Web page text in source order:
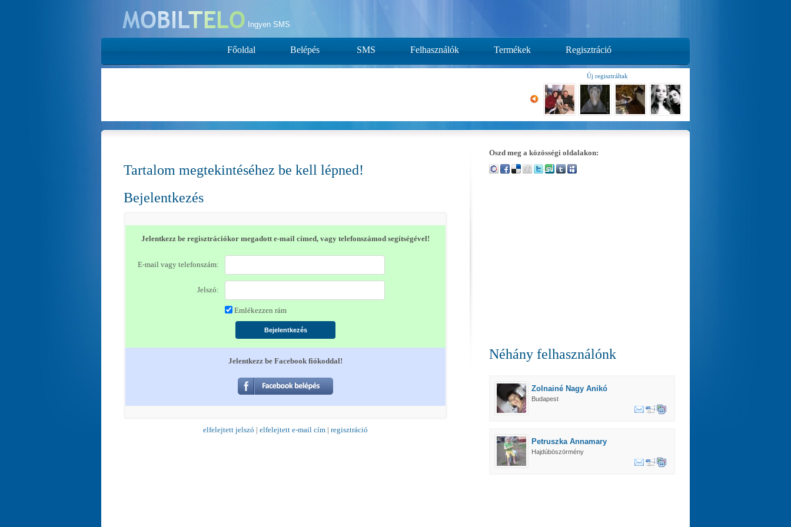
Ingyen SMS
Új regisztráltak
Tartalom megtekintéséhez be kell lépned!
Bejelentkezés
Jelentkezz be regisztrációkor megadott e-mail címed, vagy telefonszámod segítségével!
E-mail vagy telefonszám:
Jelszó:
Emlékezzen rám
Jelentkezz be Facebook fiókoddal!
elfelejtett jelszó | elfelejtett e-mail cím | regisztráció
Oszd meg a közösségi oldalakon:
Néhány felhasználónk
Zolnainé Nagy Anikó
Budapest
Petruszka Annamary
Hajdúböszörmény
Főoldal Belépés SMS Felhasználók Termékek Regisztráció